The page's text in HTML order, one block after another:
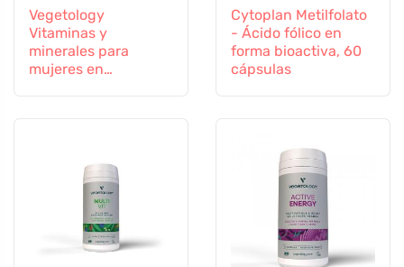
Vegetology
Vitaminas y
minerales para
mujeres en
Cytoplan Metilfolato
- Ácido fólico en
forma bioactiva, 60
cápsulas